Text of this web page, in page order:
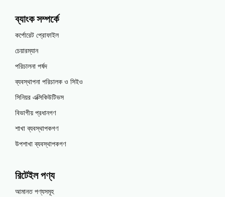
ব্যাংক সম্পর্কে
কর্পোরেট প্রোফাইল
চেয়ারম্যান
পরিচালনা পর্ষদ
ব্যবস্থাপনা পরিচালক ও সিইও
সিনিয়র এক্সিকিউটিভস
বিভাগীয় প্রধানগণ
শাখা ব্যবস্থাপকগণ
উপশাখা ব্যবস্থাপকগণ
রিটেইল পণ্য
আমানত পণ্যসমূহ